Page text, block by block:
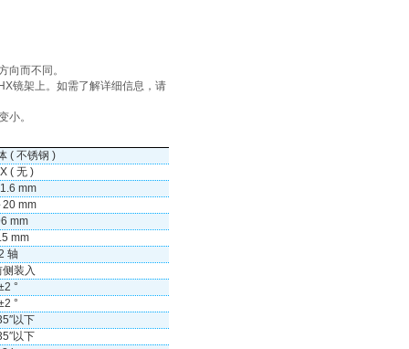
向而不同。
镜架上。如需了解详细信息，请
小。
( 不锈钢 )
( 无 )
mm
20 mm
mm
mm
轴
侧装入
°
°
以下
以下